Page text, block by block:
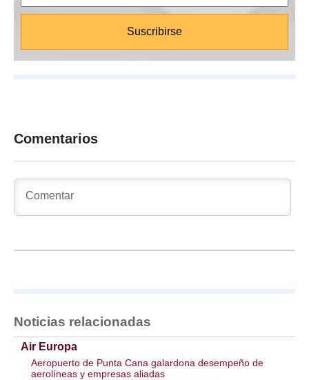
Comentarios
Noticias relacionadas
Air Europa
Aeropuerto de Punta Cana galardona desempeño de
aerolíneas y empresas aliadas